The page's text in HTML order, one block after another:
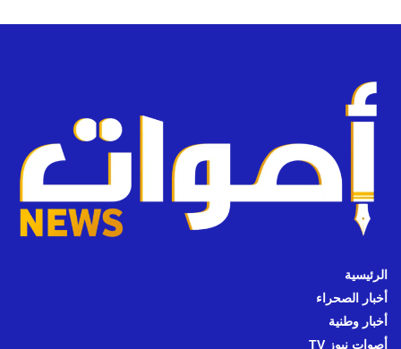
الرئيسية
أخبار الصحراء
أخبار وطنية
أصوات نيوز TV